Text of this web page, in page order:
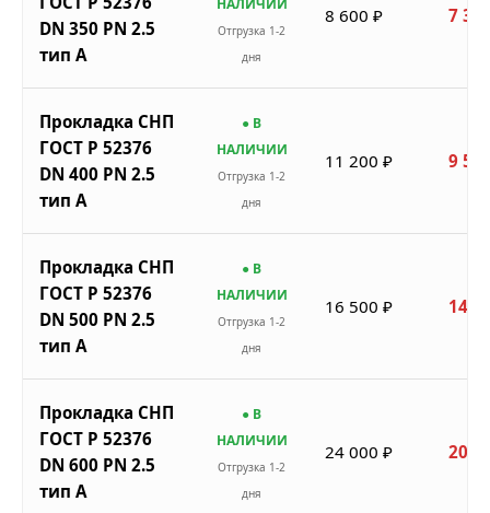
DN 350 PN 2.5
тип A
НАЛИЧИИ
Отгрузка 1-2
дня
8 600 ₽ 7
Прокладка СНП
ГОСТ Р 52376
DN 400 PN 2.5
тип A
● В
НАЛИЧИИ
Отгрузка 1-2
дня
11 200 ₽ 9
Прокладка СНП
ГОСТ Р 52376
DN 500 PN 2.5
тип A
● В
НАЛИЧИИ
Отгрузка 1-2
дня
16 500 ₽ 14
Прокладка СНП
ГОСТ Р 52376
DN 600 PN 2.5
тип A
● В
НАЛИЧИИ
Отгрузка 1-2
дня
24 000 ₽ 20